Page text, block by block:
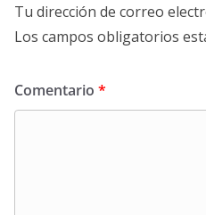
Tu dirección de correo
Los campos obligatorios
Comentario *